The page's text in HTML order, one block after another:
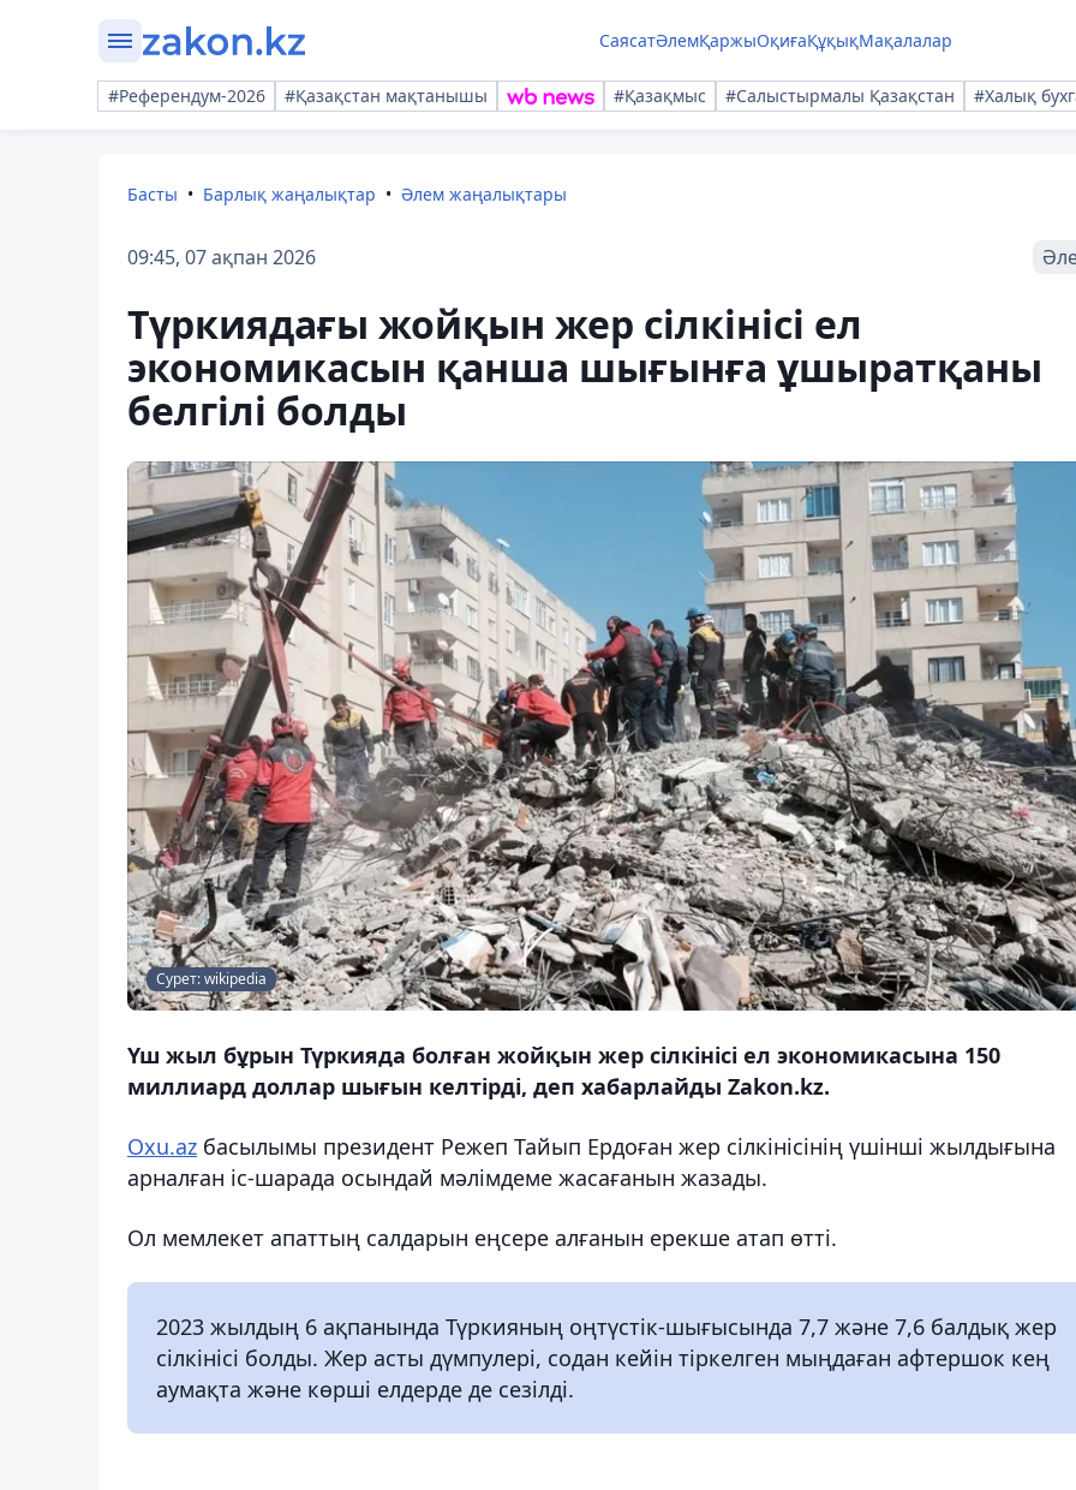
СаясатӘлемҚаржыОқиғаҚұқықМақалалар
#Референдум-2026 #Қазақстан мақтанышы #Қазақмыс #Салыстырмалы Қазақстан #Халық
Басты Барлық жаңалықтар Әлем жаңалықтары
09:45, 07 ақпан 2026
Түркиядағы жойқын жер сілкінісі ел
экономикасын қанша шығынға ұшыратқаны
белгілі болды
Сурет: wikipedia
Үш жыл бұрын Түркияда болған жойқын жер сілкінісі ел экономикасына 150
миллиард доллар шығын келтірді, деп хабарлайды Zakon.kz.
Oxu.az басылымы президент Режеп Тайып Ердоған жер сілкінісінің үшінші жылдығына
арналған іс-шарада осындай мәлімдеме жасағанын жазады.
Ол мемлекет апаттың салдарын еңсере алғанын ерекше атап өтті.
2023 жылдың 6 ақпанында Түркияның оңтүстік-шығысында 7,7 және 7,6 балдық жер
сілкінісі болды. Жер асты дүмпулері, содан кейін тіркелген мыңдаған афтершок кең
аумақта және көрші елдерде де сезілді.